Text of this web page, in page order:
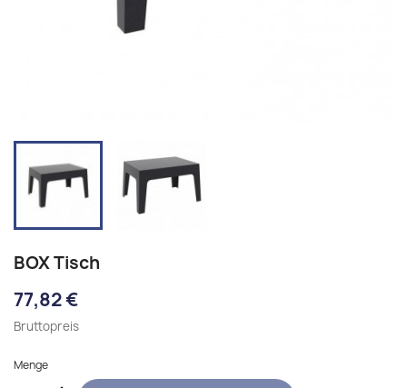
BOX Tisch
77,82 €
Bruttopreis
Menge